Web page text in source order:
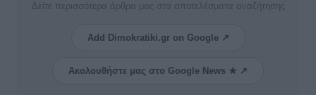
Δείτε περισσότερα άρθρα μας στα αποτελέσματα αναζήτησης
Add Dimokratiki.gr on Google ↗
Ακολουθήστε μας στο Google News ★ ↗